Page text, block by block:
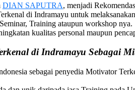
DIAN SAPUTRA, menjadi
di Indramayu untuk
Training ataupun workshop nya.
kualitas personal maupun
di Indramayu Sebagai
sebagai penyedia Motivator